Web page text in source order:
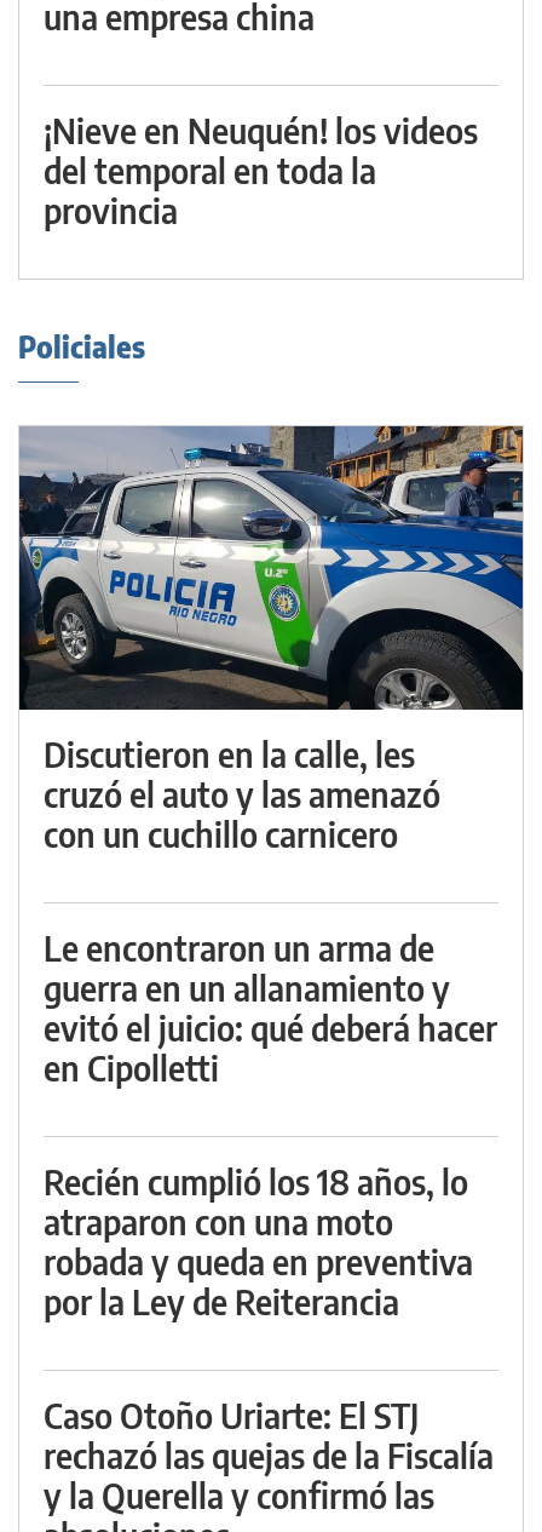
una empresa china
¡Nieve en Neuquén! los videos
del temporal en toda la
provincia
Policiales
Discutieron en la calle, les
cruzó el auto y las amenazó
con un cuchillo carnicero
Le encontraron un arma de
guerra en un allanamiento y
evitó el juicio: qué deberá hacer
en Cipolletti
Recién cumplió los 18 años, lo
atraparon con una moto
robada y queda en preventiva
por la Ley de Reiterancia
Caso Otoño Uriarte: El STJ
rechazó las quejas de la Fiscalía
y la Querella y confirmó las